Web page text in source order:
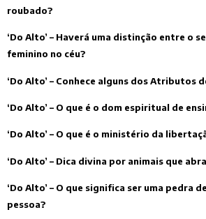
roubado?
‘Do Alto’ – Haverá uma distinção entre o
feminino no céu?
‘Do Alto’ – Conhece alguns dos Atributos
‘Do Alto’ – O que é o dom espiritual de
‘Do Alto’ – O que é o ministério da
‘Do Alto’ – Dica divina por animais que
‘Do Alto’ – O que significa ser uma pedra
pessoa?